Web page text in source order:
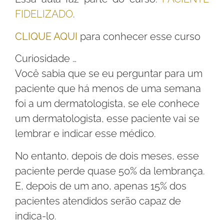
FIDELIZADO.
CLIQUE AQUI para conhecer esse curso
Curiosidade …
Você sabia que se eu perguntar para um
paciente que há menos de uma semana
foi a um dermatologista, se ele conhece
um dermatologista, esse paciente vai se
lembrar e indicar esse médico.
No entanto, depois de dois meses, esse
paciente perde quase 50% da lembrança.
E, depois de um ano, apenas 15% dos
pacientes atendidos serão capaz de
indica-lo.